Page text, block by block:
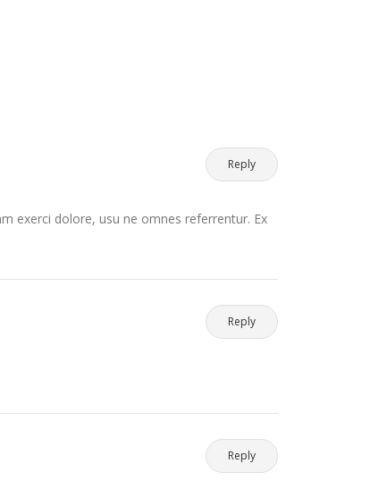
Reply
exerci dolore, usu ne omnes referrentur. Ex
Reply
Reply